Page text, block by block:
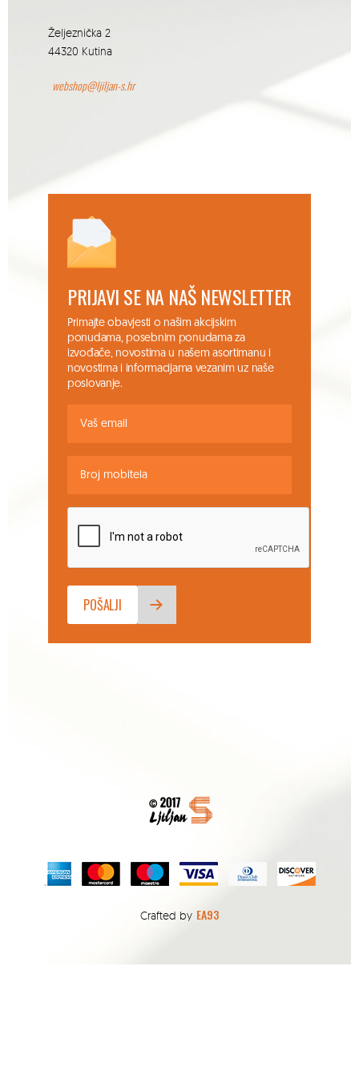
Željeznička 2
44320 Kutina
webshop@ljiljan-s.hr
PRIJAVI SE NA NAŠ NEWSLETTER
Primajte obavjesti o našim akcijskim
ponudama, posebnim ponudama za
izvođače, novostima u našem asortimanu i
novostima i informacijama vezanim uz naše
poslovanje.
Crafted by EA93